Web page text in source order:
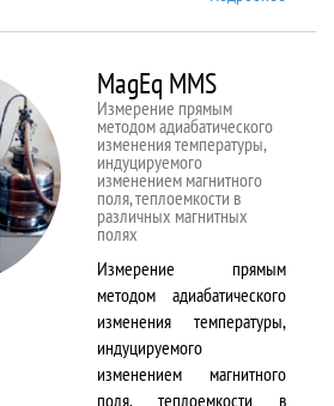
MagEq MMS
Измерение прямым
методом адиабатического
изменения температуры,
индуцируемого
изменением магнитного
поля, теплоемкости в
различных магнитных
полях
Измерение прямым
методом адиабатического
изменения температуры,
индуцируемого
изменением магнитного
поля, теплоемкости в